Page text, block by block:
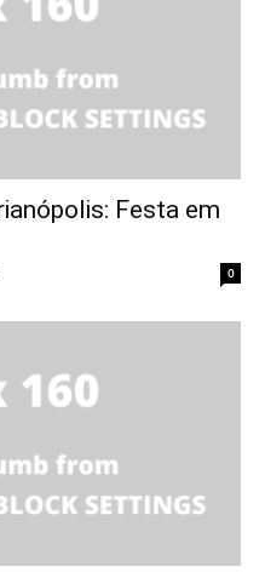
Festa em
0